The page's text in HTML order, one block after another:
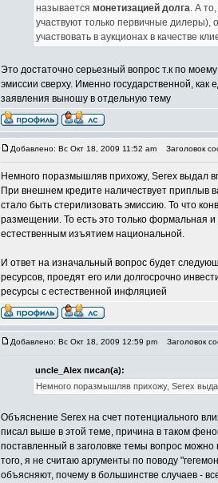
называется монетизацией долга. А
участвуют только первичные дилеры),
участвовать в аукционах в качестве
Это достаточно серьезный вопрос т.к по
эмиссии сверху. Именно государственной, как
заявления выношу в отдельную тему
Добавлено: Вс Окт 18, 2009 11:52 am Заголовок
Немного поразмышляв прихожу, Serex выдал
При внешнем кредите наличествует приплыв
стало быть стерилизовать эмиссию. То что
размещении. То есть это только формальная
естественным изъятием национальной.
И ответ на изначальный вопрос будет
ресурсов, проедят его или долгосрочно
ресурсы с естественной инфляцией
Добавлено: Вс Окт 18, 2009 12:59 pm Заголовок
uncle_Alex писал(а):
Немного поразмышляв прихожу, Serex
Объяснение Serex на счет потенциального
писал выше в этой теме, причина в таком
поставленный в заголовке темы вопрос можно
того, я не считаю аргументы по поводу
объясняют, почему в большинстве случаев -